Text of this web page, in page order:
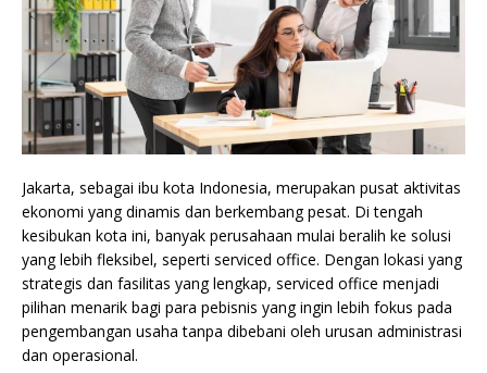
Jakarta, sebagai ibu kota Indonesia, merupakan pusat aktivitas
ekonomi yang dinamis dan berkembang pesat. Di tengah
kesibukan kota ini, banyak perusahaan mulai beralih ke solusi
yang lebih fleksibel, seperti serviced office. Dengan lokasi yang
strategis dan fasilitas yang lengkap, serviced office menjadi
pilihan menarik bagi para pebisnis yang ingin lebih fokus pada
pengembangan usaha tanpa dibebani oleh urusan administrasi
dan operasional.